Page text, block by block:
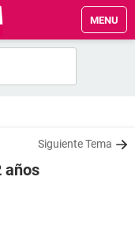
MENU
Siguiente Tema
años